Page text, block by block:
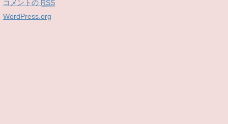
コメントの RSS
WordPress.org